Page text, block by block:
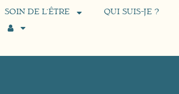
SOIN DE L’ÊTRE QUI SUIS-JE ?